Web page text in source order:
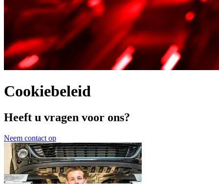
Cookiebeleid
Heeft u vragen voor ons?
Neem contact op